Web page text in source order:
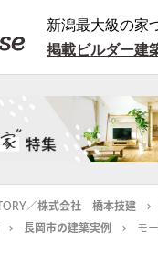
新潟最大級の家
掲載ビルダー建
／株式会社 橋本技建
長岡市の建築実例 モ